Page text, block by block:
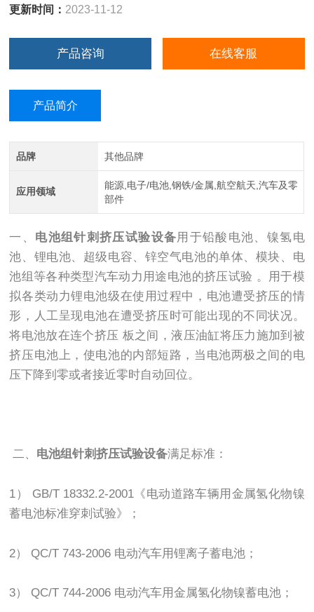
更新时间： 2023-11-12
产品咨询 在线客服
产品简介
品牌 其他品牌
应用领域
能源,电子/电池,钢铁/金属,航空航天,汽车及零
部件
一、 电池组针刺挤压试验设备用于铅酸电池、镍氢电
池、锂电池、超级电容、锌空气电池的单体、模块、电
池组等各种类型汽车动力用途电池的挤压试验 。用于模
拟各类动力锂电池级在使用过程中，电池遭受挤压的情
形，人工呈现电池在遭受挤压时可能出现的不同状况。
将电池放在连个挤压 板之间，液压油缸将压力施加到被
挤压电池上，使电池的内部短路，当电池两极之间的电
压下降到零或者接近零时自动回位。
二、 电池组针刺挤压试验设备满足标准：
1） GB/T 18332.2-2001《电动道路车辆用金属氢化物镍
蓄电池标准穿刺试验》；
2） QC/T 743-2006 电动汽车用锂离子蓄电池；
3） QC/T 744-2006 电动汽车用金属氢化物镍蓄电池；